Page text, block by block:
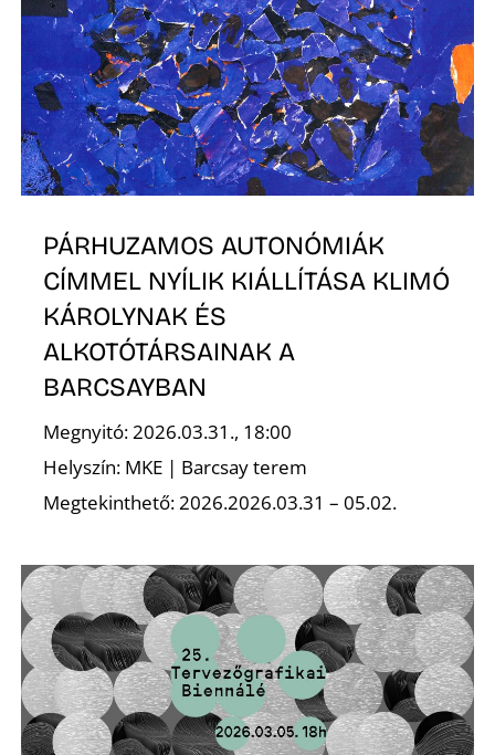
PÁRHUZAMOS AUTONÓMIÁK
CÍMMEL NYÍLIK KIÁLLÍTÁSA KLIMÓ
KÁROLYNAK ÉS
ALKOTÓTÁRSAINAK A
BARCSAYBAN
Megnyitó: 2026.03.31., 18:00
Helyszín: MKE | Barcsay terem
Megtekinthető: 2026.2026.03.31 – 05.02.